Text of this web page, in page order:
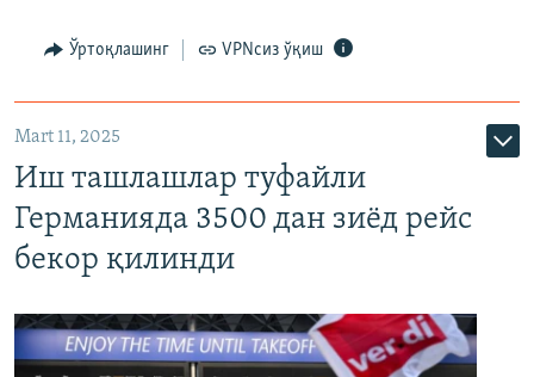
Ўртоқлашинг VPNсиз ўқиш
Mart 11, 2025
Иш ташлашлар туфайли
Германияда 3500 дан зиёд рейс
бекор қилинди